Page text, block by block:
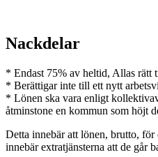
Nackdelar
* Endast 75% av heltid, Allas rätt
* Berättigar inte till ett nytt
* Lönen ska vara enligt
åtminstone en kommun som höjt
Detta innebär att lönen, brutto, för
innebär extratjänsterna att de går